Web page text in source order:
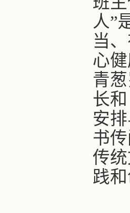
人”
当
心
青
长
安
书
传
践